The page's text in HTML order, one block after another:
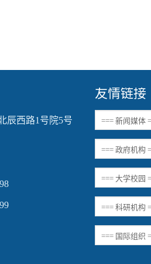
西路1号院5号
友情链接